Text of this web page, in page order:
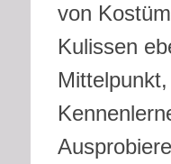
von
Kulissen